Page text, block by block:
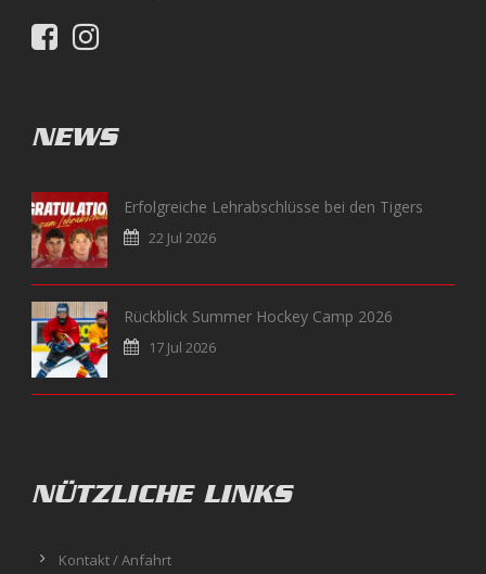
NEWS
Erfolgreiche Lehrabschlüsse bei den Tigers
22 Jul 2026
Rückblick Summer Hockey Camp 2026
17 Jul 2026
NÜTZLICHE LINKS
Kontakt / Anfahrt